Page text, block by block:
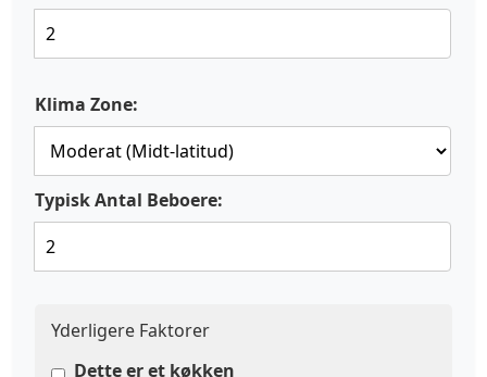
Klima Zone:
Typisk Antal Beboere:
Yderligere Faktorer
Dette er et køkken